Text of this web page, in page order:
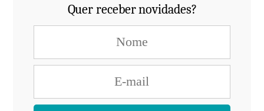
Quer receber novidades?